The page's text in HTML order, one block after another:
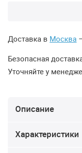
Доставка в Москва
Безопасная
Уточняйте у
Описание
Характеристики